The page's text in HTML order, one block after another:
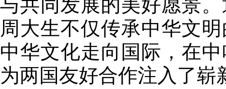
与共同发展的美好愿景
周大生不仅传承中华文
中华文化走向国际，在
为两国友好合作注入了崭